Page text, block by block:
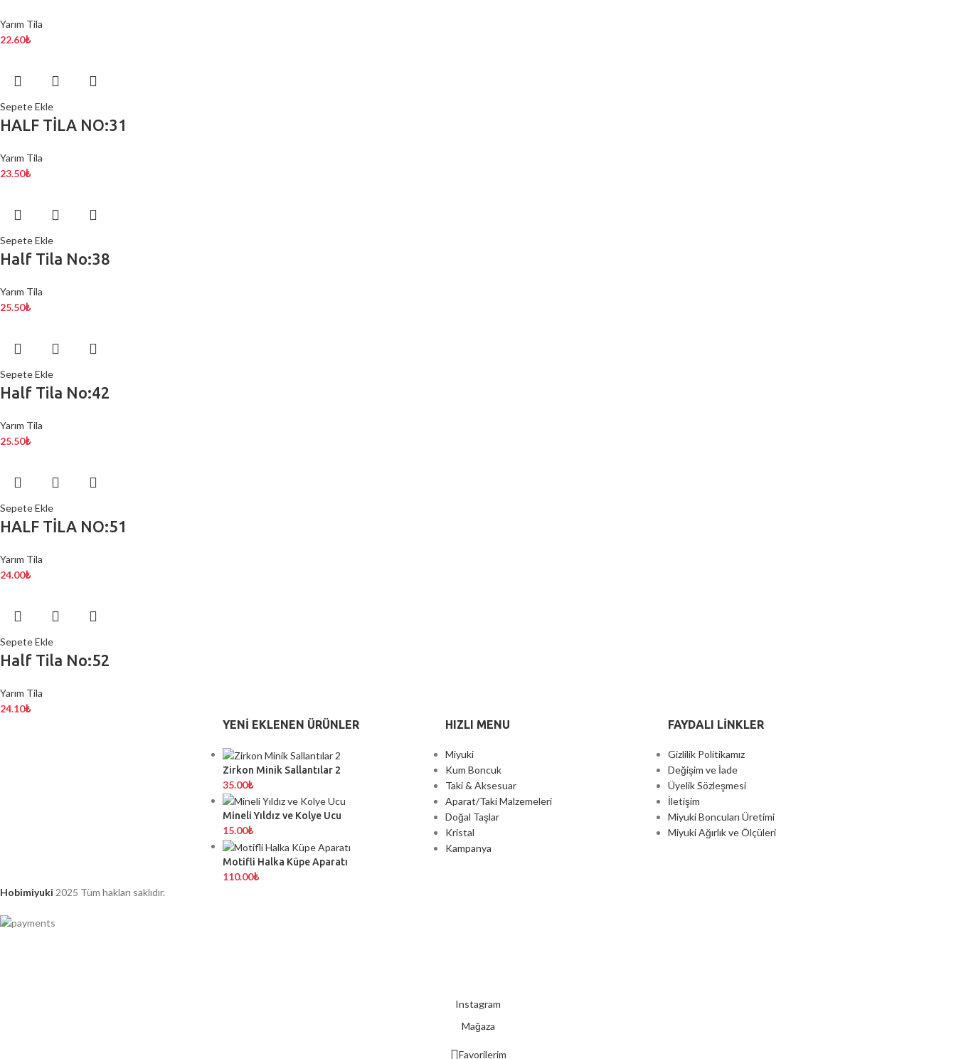
Yarım Tila
22.60₺
Sepete Ekle
HALF TİLA NO:31
Yarım Tila
23.50₺
Sepete Ekle
Half Tila No:38
Yarım Tila
25.50₺
Sepete Ekle
Half Tila No:42
Yarım Tila
25.50₺
Sepete Ekle
HALF TİLA NO:51
Yarım Tila
24.00₺
Sepete Ekle
Half Tila No:52
Yarım Tila
24.10₺
YENI EKLENEN ÜRÜNLER
Zirkon Minik Sallantılar 2
35.00₺
Mineli Yıldız ve Kolye Ucu
15.00₺
Motifli Halka Küpe Aparatı
110.00₺
HIZLI MENU
Miyuki
Kum Boncuk
Taki & Aksesuar
Aparat/Taki Malzemeleri
Doğal Taşlar
Kristal
Kampanya
FAYDALI LİNKLER
Gizlilik Politikamız
Değişim ve İade
Üyelik Sözleşmesi
İletişim
Miyuki Boncuları Üretimi
Miyuki Ağırlık ve Ölçüleri
Hobimiyuki 2025 Tüm hakları saklıdır.
Instagram
Mağaza
Favorilerim